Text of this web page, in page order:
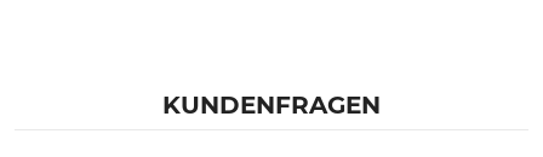
KUNDENFRAGEN